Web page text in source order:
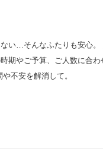
い…そんなふたりも安心。
期やご予算、ご人数に合わ
不安を解消して。